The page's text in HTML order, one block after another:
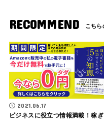
RECOMMEND
2021.06.17
ビジネスに役立つ情報満載！稼ぎ